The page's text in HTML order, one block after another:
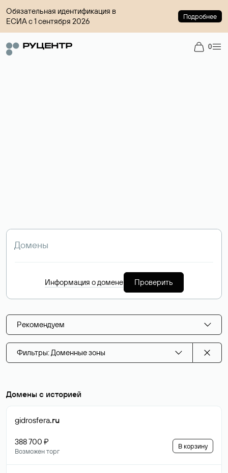
Обязательная идентификация в
ЕСИА с 1 сентября 2026
Подробнее
0
Информация о домене Проверить
Рекомендуем
Фильтры: Доменные зоны
Домены с историей
gidrosfera.ru
388 700 ₽
Возможен торг
В корзину